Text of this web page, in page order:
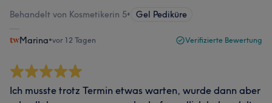
Behandelt von Kosmetikerin 5• Gel Pediküre
Marina•vor 12 Tagen Verifizierte Bewertung
Ich musste trotz Termin etwas warten, wurde dann aber